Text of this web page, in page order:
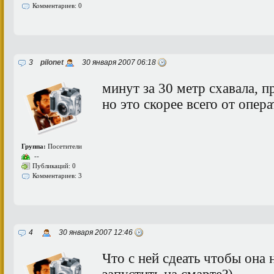
Комментариев: 0
3 pilonet 30 января 2007 06:18
Группа: Посетители
--
Публикаций: 0
Комментариев: 3
минут за 30 метр схавала,
но это скорее всего от
4 30 января 2007 12:46
Что с ней сдеать чтобы она